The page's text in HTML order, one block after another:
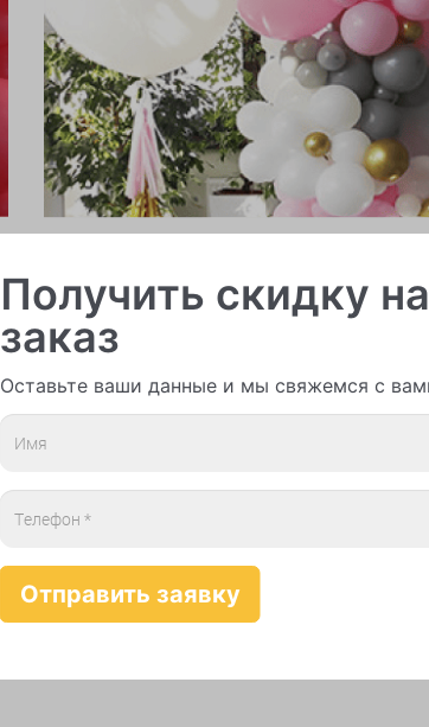
Получить скидку
заказ
Оставьте ваши данные и мы свяжемся с